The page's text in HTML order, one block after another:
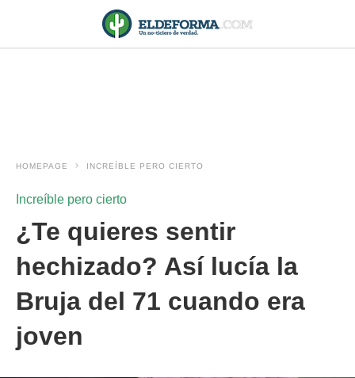
HOMEPAGE INCREÍBLE PERO CIERTO
Increíble pero cierto
¿Te quieres sentir
hechizado? Así lucía la
Bruja del 71 cuando era
joven